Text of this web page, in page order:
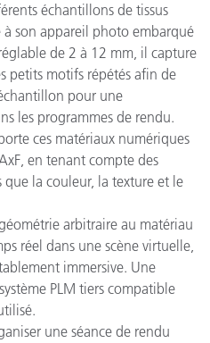
échantillons de tissus
à son appareil photo embarqué
de 2 à 12 mm, il capture
petits motifs répétés afin de
pour une
les programmes de rendu.
ces matériaux numériques
en tenant compte des
que la couleur, la texture et le
arbitraire au matériau
réel dans une scène virtuelle,
immersive. Une
PLM tiers compatible
une séance de rendu